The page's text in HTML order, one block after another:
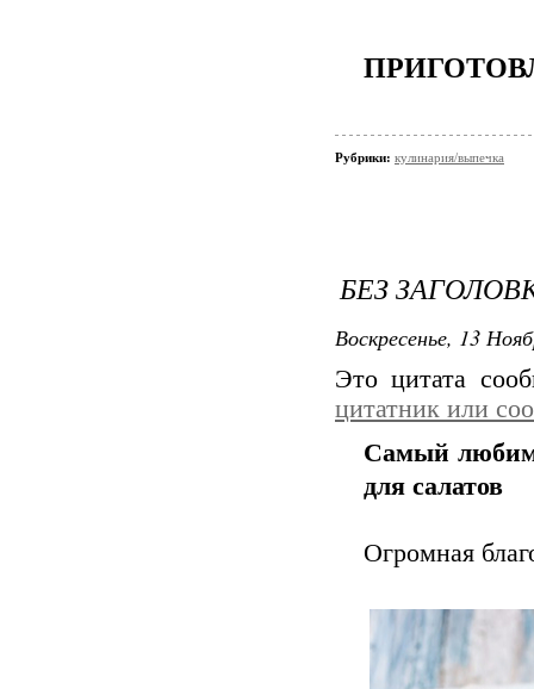
Рубрики: кулинария/выпечка
БЕЗ
Воскресенье, 13
Это цитата
цитатник или
Самый
для салатов
Огромная